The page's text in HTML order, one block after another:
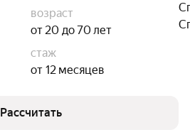
возраст
от 20 до 70 лет
стаж
от 12 месяцев
Рассчитать